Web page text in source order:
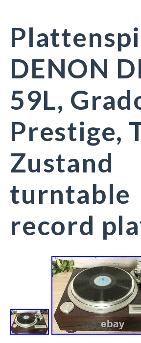
DENON
59L,
Prestige,
Zustand
turntable
record